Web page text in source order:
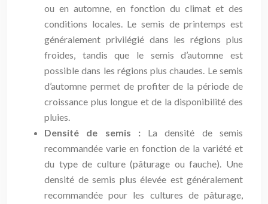
ou en automne, en fonction du climat et des
conditions locales. Le semis de printemps est
généralement privilégié dans les régions plus
froides, tandis que le semis d’automne est
possible dans les régions plus chaudes. Le semis
d’automne permet de profiter de la période de
croissance plus longue et de la disponibilité des
pluies.
Densité de semis : La densité de semis
recommandée varie en fonction de la variété et
du type de culture (pâturage ou fauche). Une
densité de semis plus élevée est généralement
recommandée pour les cultures de pâturage,